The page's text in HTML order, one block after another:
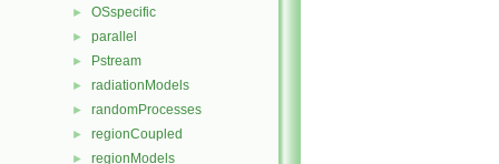
► OSspecific
► parallel
► Pstream
► radiationModels
► randomProcesses
► regionCoupled
► regionModels